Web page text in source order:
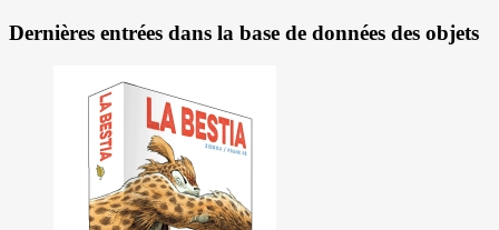
Dernières entrées dans la base de données des objets